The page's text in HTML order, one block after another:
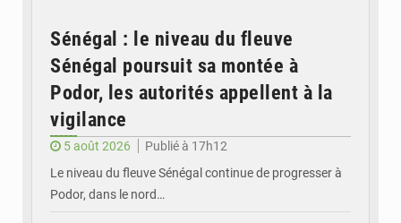
Sénégal : le niveau du fleuve
Sénégal poursuit sa montée à
Podor, les autorités appellent à la
vigilance
5 août 2026
Publié à 17h12
Le niveau du fleuve Sénégal continue de progresser à
Podor, dans le nord…